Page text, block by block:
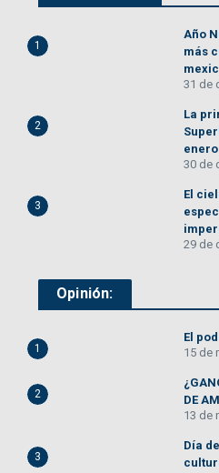
1
Año
más
31 de
2
La
enero
30 de
3
El
29 de
Opinión:
1
El
15 de
2
DE
13 de
3
Día